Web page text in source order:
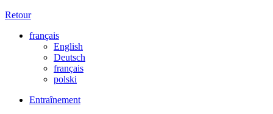
Retour
français
English
Deutsch
français
polski
Entraînement